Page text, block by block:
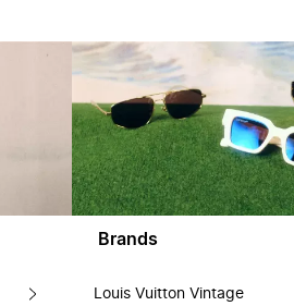
Brands
Louis Vuitton Vintage